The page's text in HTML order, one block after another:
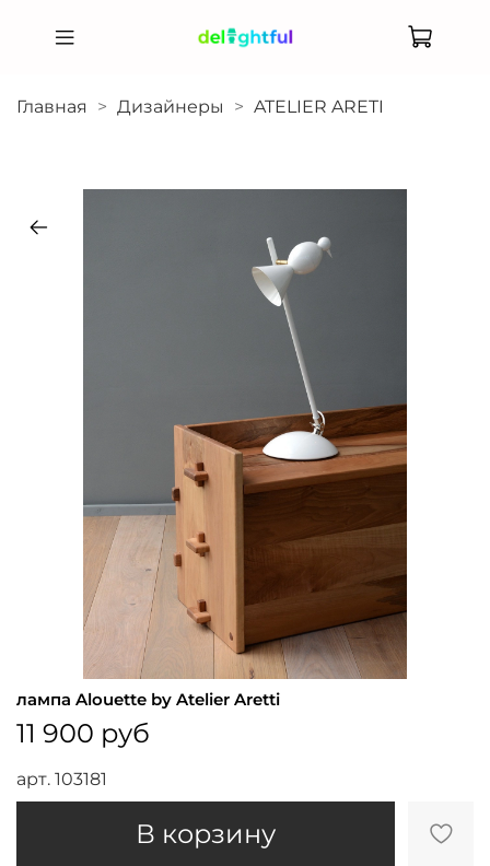
Главная Дизайнеры ATELIER ARETI
арт. 103181
лампа Alouette by Atelier Aretti
11 900 руб
В корзину